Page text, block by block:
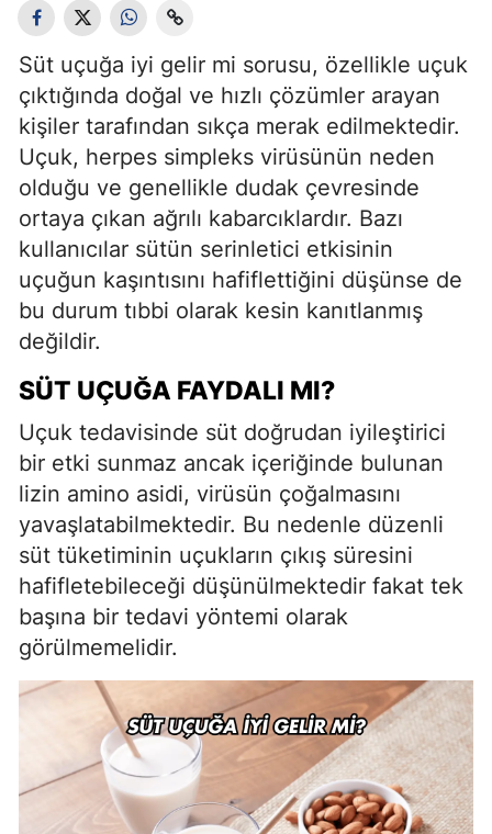
Süt uçuğa iyi gelir mi sorusu, özellikle uçuk
çıktığında doğal ve hızlı çözümler arayan
kişiler tarafından sıkça merak edilmektedir.
Uçuk, herpes simpleks virüsünün neden
olduğu ve genellikle dudak çevresinde
ortaya çıkan ağrılı kabarcıklardır. Bazı
kullanıcılar sütün serinletici etkisinin
uçuğun kaşıntısını hafiflettiğini düşünse de
bu durum tıbbi olarak kesin kanıtlanmış
değildir.
SÜT UÇUĞA FAYDALI MI?
Uçuk tedavisinde süt doğrudan iyileştirici
bir etki sunmaz ancak içeriğinde bulunan
lizin amino asidi, virüsün çoğalmasını
yavaşlatabilmektedir. Bu nedenle düzenli
süt tüketiminin uçukların çıkış süresini
hafifletebileceği düşünülmektedir fakat tek
başına bir tedavi yöntemi olarak
görülmemelidir.